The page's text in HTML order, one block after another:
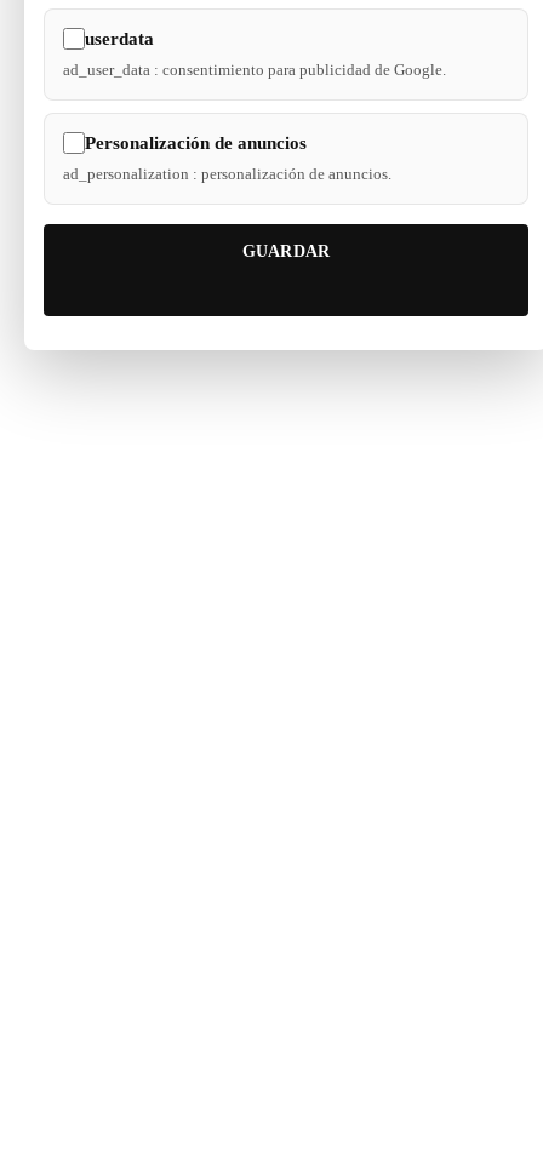
userdata
ad_user_data : consentimiento para publicidad de Google.
Personalización de anuncios
ad_personalization : personalización de anuncios.
GUARDAR